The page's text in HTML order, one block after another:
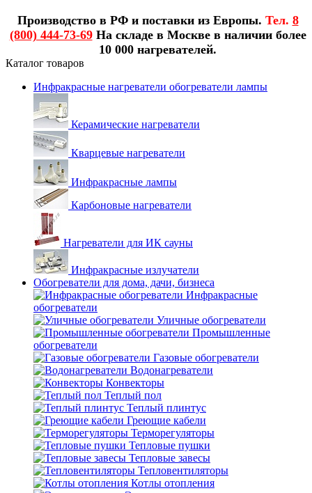
Производство в РФ и поставки из Европы. Тел. 8
(800) 444-73-69На складе в Москве в наличии более
10 000 нагревателей.
Каталог товаров
Инфракрасные нагреватели обогреватели лампы
Керамические нагреватели
Кварцевые нагреватели
Инфракрасные лампы
Карбоновые нагреватели
Нагреватели для ИК сауны
Инфракрасные излучатели
Обогреватели для дома, дачи, бизнеса
Инфракрасные
обогреватели
Уличные обогреватели
Промышленные
обогреватели
Газовые обогреватели
Водонагреватели
Конвекторы
Теплый пол
Теплый плинтус
Греющие кабели
Терморегуляторы
Тепловые пушки
Тепловые завесы
Тепловентиляторы
Котлы отопления